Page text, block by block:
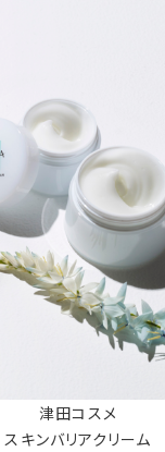
津田コスメ
スキンバリアクリーム